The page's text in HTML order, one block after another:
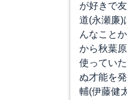
が好きで
道(永瀬廉)
んなこと
から秋葉
使ってい
ぬ才能を
輔(伊藤健